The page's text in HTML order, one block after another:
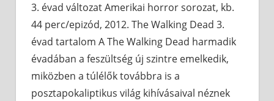
3. évad változat Amerikai horror sorozat, kb.
44 perc/epizód, 2012. The Walking Dead 3.
évad tartalom A The Walking Dead harmadik
évadában a feszültség új szintre emelkedik,
miközben a túlélők továbbra is a
posztapokaliptikus világ kihívásaival néznek